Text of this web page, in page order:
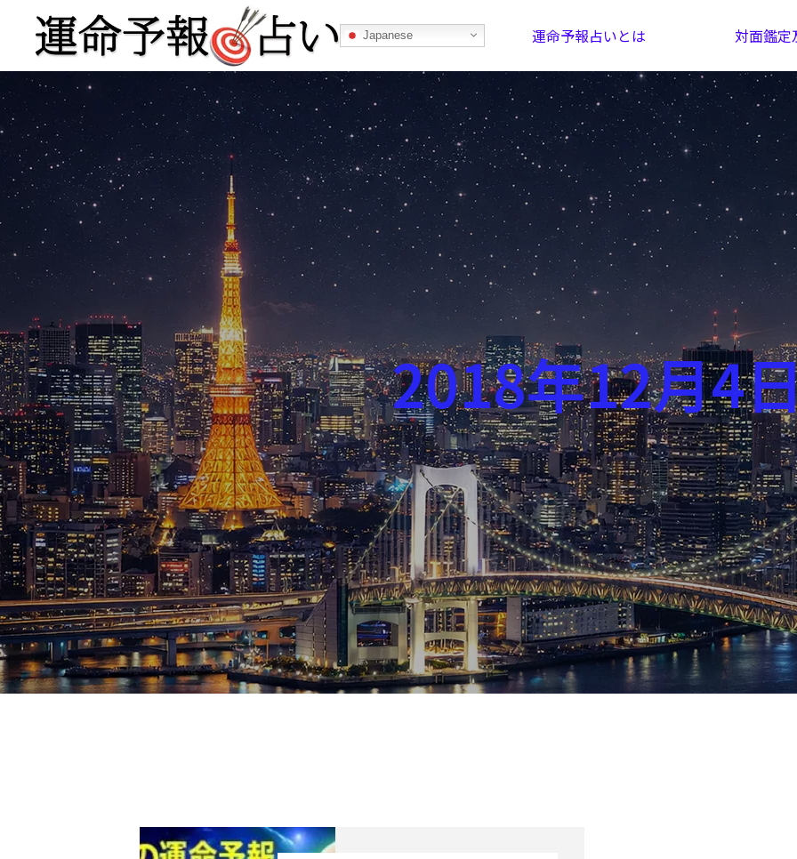
Japanese 運命予報占いとは 対面鑑定
運命予報占い
運命予報占いとは あなたの所属部屋を探そう！ 最恐の相性占い
記事カテゴリー
ブログ お知らせ 芸能界
スポーツ 競馬 社会
テニス四大大会・五輪
テニス四大大会・五輪
2018年12月4